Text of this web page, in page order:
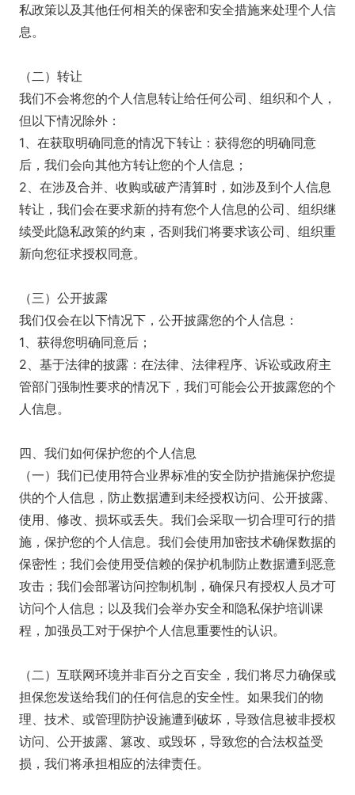
私政策以及其他任何相关的保密和安全措施来处理个人信
息。
（二）转让
我们不会将您的个人信息转让给任何公司、组织和个人，
但以下情况除外：
1、在获取明确同意的情况下转让：获得您的明确同意
后，我们会向其他方转让您的个人信息；
2、在涉及合并、收购或破产清算时，如涉及到个人信息
转让，我们会在要求新的持有您个人信息的公司、组织继
续受此隐私政策的约束，否则我们将要求该公司、组织重
新向您征求授权同意。
（三）公开披露
我们仅会在以下情况下，公开披露您的个人信息：
1、获得您明确同意后；
2、基于法律的披露：在法律、法律程序、诉讼或政府主
管部门强制性要求的情况下，我们可能会公开披露您的个
人信息。
四、我们如何保护您的个人信息
（一）我们已使用符合业界标准的安全防护措施保护您提
供的个人信息，防止数据遭到未经授权访问、公开披露、
使用、修改、损坏或丢失。我们会采取一切合理可行的措
施，保护您的个人信息。我们会使用加密技术确保数据的
保密性；我们会使用受信赖的保护机制防止数据遭到恶意
攻击；我们会部署访问控制机制，确保只有授权人员才可
访问个人信息；以及我们会举办安全和隐私保护培训课
程，加强员工对于保护个人信息重要性的认识。
（二）互联网环境并非百分之百安全，我们将尽力确保或
担保您发送给我们的任何信息的安全性。如果我们的物
理、技术、或管理防护设施遭到破坏，导致信息被非授权
访问、公开披露、篡改、或毁坏，导致您的合法权益受
损，我们将承担相应的法律责任。